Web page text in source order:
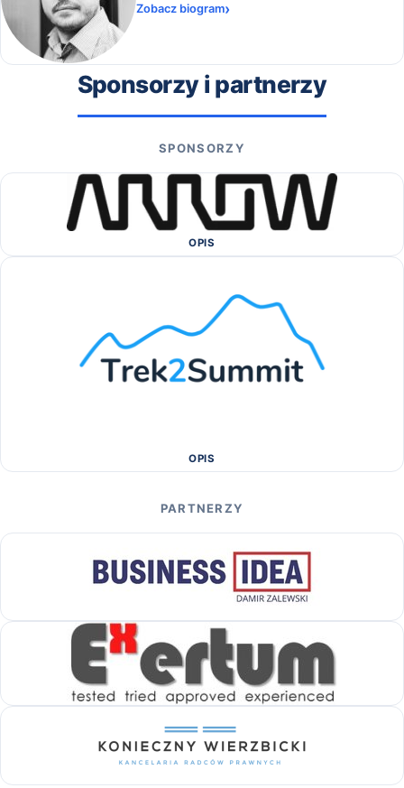
Zobacz biogram
Sponsorzy i partnerzy
SPONSORZY
OPIS
OPIS
PARTNERZY